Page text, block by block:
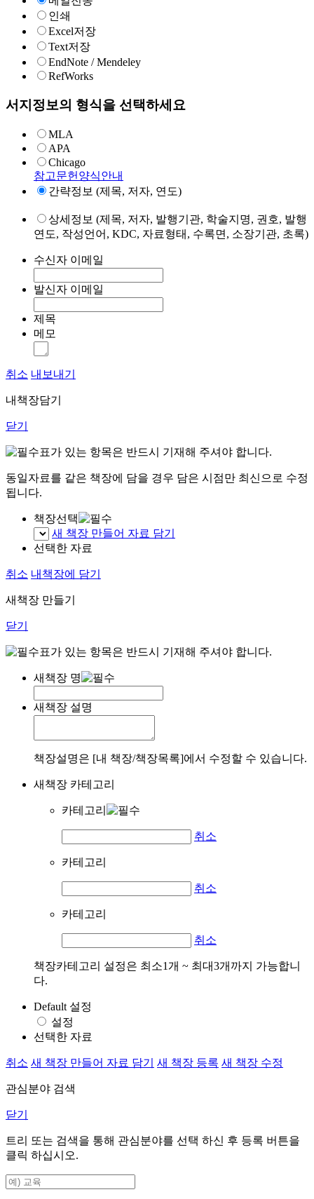
인쇄
Excel저장
Text저장
EndNote / Mendeley
RefWorks
서지정보의 형식을 선택하세요
MLA
APA
Chicago
참고문헌양식안내
간략정보 (제목, 저자, 연도)
상세정보 (제목, 저자, 발행기관, 학술지명, 권호, 발행
연도, 작성언어, KDC, 자료형태, 수록면, 소장기관, 초록)
수신자 이메일
발신자 이메일
제목
메모
취소 내보내기
내책장담기
닫기
표가 있는 항목은 반드시 기재해 주셔야 합니다.
동일자료를 같은 책장에 담을 경우 담은 시점만 최신으로 수정
됩니다.
책장선택
새 책장 만들어 자료 담기
선택한 자료
취소 내책장에 담기
새책장 만들기
닫기
표가 있는 항목은 반드시 기재해 주셔야 합니다.
새책장 명
새책장 설명
책장설명은 [내 책장/책장목록]에서 수정할 수 있습니다.
새책장 카테고리
카테고리
취소
카테고리
취소
카테고리
취소
책장카테고리 설정은 최소1개 ~ 최대3개까지 가능합니
다.
Default 설정
설정
선택한 자료
취소 새 책장 만들어 자료 담기 새 책장 등록 새 책장 수정
관심분야 검색
닫기
트리 또는 검색을 통해 관심분야를 선택 하신 후 등록 버튼을
클릭 하십시오.